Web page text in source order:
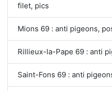
filet, pics
Mions 69 : anti pigeons,
Rillieux-la-Pape 69 : anti
Saint-Fons 69 : anti